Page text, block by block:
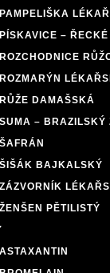
PAMPELIŠKA
PÍSKAVICE – ŘECKÉ
ROZCHODNICE
ROZMARÝN
RŮŽE DAMAŠSKÁ
SUMA – BRAZILSKÝ
ŠAFRÁN
ŠIŠÁK BAJKALSKÝ
ZÁZVORNÍK
ŽENŠEN PĚTILISTÝ
ASTAXANTIN